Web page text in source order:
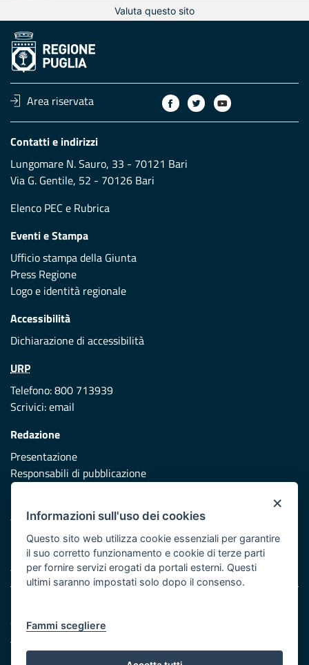
Valuta questo sito
Area riservata
Contatti e indirizzi
Lungomare N. Sauro, 33 - 70121 Bari
Via G. Gentile, 52 - 70126 Bari
Elenco PEC e Rubrica
Eventi e Stampa
Ufficio stampa della Giunta
Press Regione
Logo e identità regionale
Accessibilità
Dichiarazione di accessibilità
URP
Telefono: 800 713939
Scrivici:email
Redazione
Presentazione
Responsabili di pubblicazione
Vai al sito di Protezione Civile Puglia
Iniziativa finanziata con risorse del POR Puglia 2014/2020 -
Asse XI
Cookie e privacy
Atti di notifica
Feed RSS
×
Informazioni sull'uso dei cookies
Questo sito web utilizza cookie essenziali per garantire
il suo corretto funzionamento e cookie di terze parti
per fornire servizi erogati da portali esterni. Questi
ultimi saranno impostati solo dopo il consenso.
Fammi scegliere